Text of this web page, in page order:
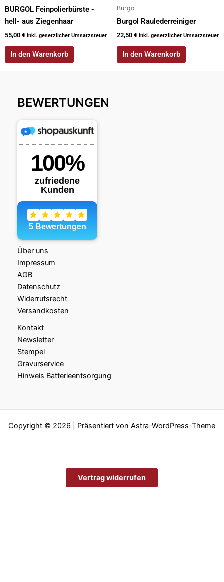
BURGOL Feinpolierbürste -
hell- aus Ziegenhaar
55,00 € inkl. gesetzlicher Umsatzsteuer
In den Warenkorb
Burgol
Burgol Raulederreiniger
22,50 € inkl. gesetzlicher Umsatzsteuer
In den Warenkorb
BEWERTUNGEN
Über uns
Impressum
AGB
Datenschutz
Widerrufsrecht
Versandkosten
Kontakt
Newsletter
Stempel
Gravurservice
Hinweis Batterieentsorgung
Copyright © 2026 | Präsentiert von Astra-WordPress-Theme
Vertrag widerrufen